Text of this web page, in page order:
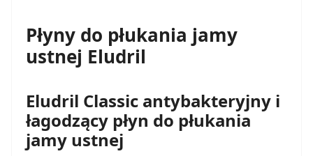
Płyny do płukania jamy
ustnej Eludril
Eludril Classic antybakteryjny i
łagodzący płyn do płukania
jamy ustnej